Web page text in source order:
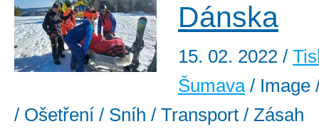
Dánska
15. 02. 2022 /
Šumava/ Image
/ Ošetření / Sníh / Transport / Zásah